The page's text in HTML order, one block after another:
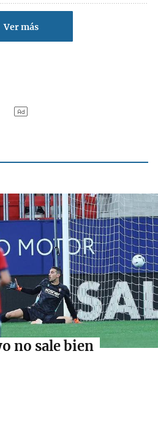
Ver más
no sale bien